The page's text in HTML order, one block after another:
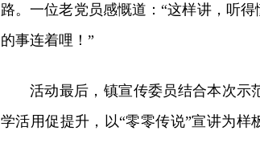
路。一位老党员感慨道：“这样讲，听
的事连着哩！”
活动最后，镇宣传委员结合本次示
学活用促提升，以“零零传说”宣讲为